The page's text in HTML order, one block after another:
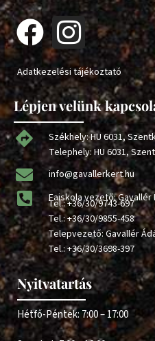
Adatkezelési tájékoztató
Lépjen velünk
Székhely: HU 6031,
Telephely: HU 6031,
info@gavallerkert.hu
Faiskola vezető: Gavallér
Tel.:+36/30/9743-697
Tel.:+36/30/9855-458
Telepvezető: Gavallér
Tel.:+36/30/3698-397
Nyitvatartás
Hétfő-Péntek: 7:00 – 17:00